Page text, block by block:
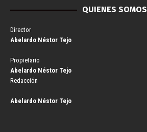
QUIENES SOMOS
Director
Abelardo Néstor Tejo
Propietario
Abelardo Néstor Tejo
Redacción
Abelardo Néstor Tejo